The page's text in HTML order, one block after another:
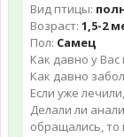
Вид птицы:
Возраст: 1,5-2
Пол: Самец
Как давно у Вас
Как давно
Если уже
Делали ли
обращались, то